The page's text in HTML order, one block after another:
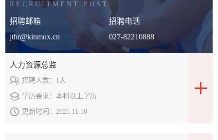
RECRUITMENT POST
招聘邮箱
jthr@kinmux.cn
招聘电话
027-82210888
人力资源总监
招聘人数： 1人
学历要求： 本科以上学历
更新时间： 2021.11.10